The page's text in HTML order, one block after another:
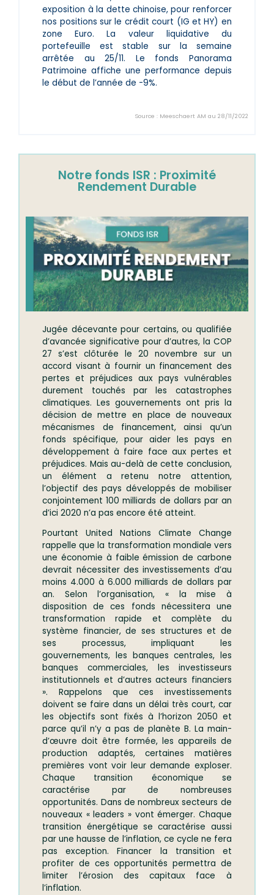
exposition à la dette chinoise, pour renforcer
nos positions sur le crédit court (IG et HY) en
zone Euro. La valeur liquidative du
portefeuille est stable sur la semaine
arrêtée au 25/11. Le fonds Panorama
Patrimoine affiche une performance depuis
le début de l’année de -9%.
Source : Meeschaert AM au 28/11/2022
Notre fonds ISR : Proximité
Rendement Durable
Jugée décevante pour certains, ou qualifiée
d’avancée significative pour d’autres, la COP
27 s’est clôturée le 20 novembre sur un
accord visant à fournir un financement des
pertes et préjudices aux pays vulnérables
durement touchés par les catastrophes
climatiques. Les gouvernements ont pris la
décision de mettre en place de nouveaux
mécanismes de financement, ainsi qu’un
fonds spécifique, pour aider les pays en
développement à faire face aux pertes et
préjudices. Mais au-delà de cette conclusion,
un élément a retenu notre attention,
l’objectif des pays développés de mobiliser
conjointement 100 milliards de dollars par an
d’ici 2020 n’a pas encore été atteint. ­
Pourtant United Nations Climate Change
rappelle que la transformation mondiale vers
une économie à faible émission de carbone
devrait nécessiter des investissements d’au
moins 4.000 à 6.000 milliards de dollars par
an. Selon l’organisation, « la mise à
disposition de ces fonds nécessitera une
transformation rapide et complète du
système financier, de ses structures et de
ses processus, impliquant les
gouvernements, les banques centrales, les
banques commerciales, les investisseurs
institutionnels et d’autres acteurs financiers
». Rappelons que ces investissements
doivent se faire dans un délai très court, car
les objectifs sont fixés à l’horizon 2050 et
parce qu’il n’y a pas de planète B. La main-
d’œuvre doit être formée, les appareils de
production adaptés, certaines matières
premières vont voir leur demande exploser.
Chaque transition économique se
caractérise par de nombreuses
opportunités. Dans de nombreux secteurs de
nouveaux « leaders » vont émerger. Chaque
transition énergétique se caractérise aussi
par une hausse de l’inflation, ce cycle ne fera
pas exception. Financer la transition et
profiter de ces opportunités permettra de
limiter l’érosion des capitaux face à
l’inflation.